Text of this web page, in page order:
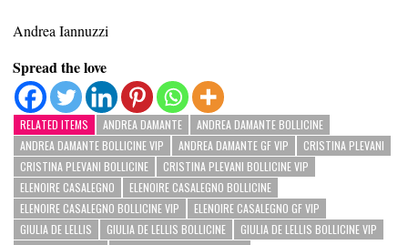
Andrea Iannuzzi
Spread the love
RELATED ITEMS ANDREA DAMANTE
ANDREA DAMANTE BOLLICINE
ANDREA DAMANTE BOLLICINE VIP
ANDREA DAMANTE GF VIP
CRISTINA PLEVANI
CRISTINA PLEVANI BOLLICINE
CRISTINA PLEVANI BOLLICINE VIP
ELENOIRE CASALEGNO
ELENOIRE CASALEGNO BOLLICINE
ELENOIRE CASALEGNO BOLLICINE VIP
ELENOIRE CASALEGNO GF VIP
GIULIA DE LELLIS
GIULIA DE LELLIS BOLLICINE
GIULIA DE LELLIS BOLLICINE VIP